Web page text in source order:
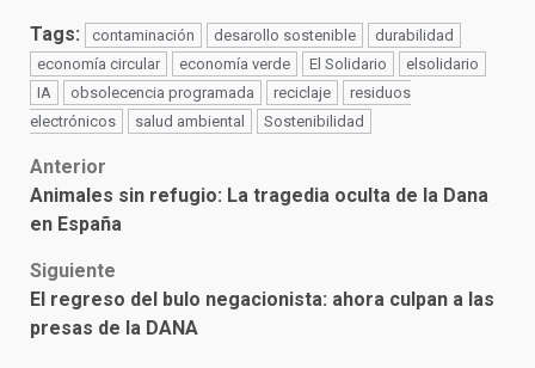
Tags: contaminación desarollo sostenible
durabilidad
economía circular
economía verde El Solidario
elsolidario
IA
obsolecencia programada reciclaje
residuos
electrónicos
salud ambiental Sostenibilidad
Post
navigation
Anterior
Animales sin refugio: La tragedia oculta de la Dana
en España
Siguiente
El regreso del bulo negacionista: ahora culpan a las
presas de la DANA